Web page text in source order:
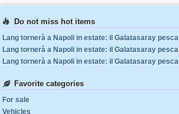
Do not miss hot items
Lang tornerà a Napoli in estate: il Galatasaray pesca
Lang tornerà a Napoli in estate: il Galatasaray pesca
Lang tornerà a Napoli in estate: il Galatasaray pesca
Favorite categories
For sale
Vehicles